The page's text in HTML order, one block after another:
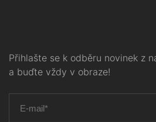
Přihlašte se k odběru novinek z
a buďte vždy v obraze!